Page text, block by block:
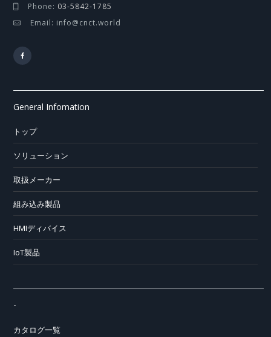
Phone: 03-5842-1785
Email: info@cnct.world
General Infomation
トップ
ソリューション
取扱メーカー
組み込み製品
HMIディバイス
IoT製品
-
カタログ一覧